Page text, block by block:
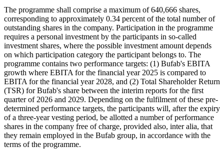
The programme shall comprise a maximum of 640,666 shares,
corresponding to approximately 0.34 percent of the total number of
outstanding shares in the company. Participation in the programme
requires a personal investment by the participants in so-called
investment shares, where the possible investment amount depends
on which participation category the participant belongs to. The
programme contains two performance targets: (1) Bufab's EBITA
growth where EBITA for the financial year 2025 is compared to
EBITA for the financial year 2028, and (2) Total Shareholder Return
(TSR) for Bufab's share between the interim reports for the first
quarter of 2026 and 2029. Depending on the fulfilment of these pre-
determined performance targets, the participants will, after the expiry
of a three-year vesting period, be allotted a number of performance
shares in the company free of charge, provided also, inter alia, that
they remain employed in the Bufab group, in accordance with the
terms of the programme.